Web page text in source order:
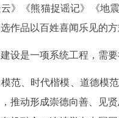
云》《熊猫捉谣记》《
作品以百姓喜闻乐见的
设是一项系统工程，需要
范、时代楷模、道德模
推动形成崇德向善、见